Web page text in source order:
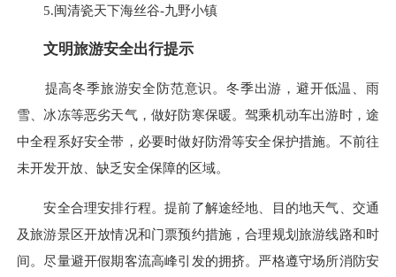
5.闽清瓷天下海丝谷-九野小镇
文明旅游安全出行提示
提高冬季旅游安全防范意识。冬季出游，避开低温、雨
雪、冰冻等恶劣天气，做好防寒保暖。驾乘机动车出游时，途
中全程系好安全带，必要时做好防滑等安全保护措施。不前往
未开发开放、缺乏安全保障的区域。
安全合理安排行程。提前了解途经地、目的地天气、交通
及旅游景区开放情况和门票预约措施，合理规划旅游线路和时
间。尽量避开假期客流高峰引发的拥挤。严格遵守场所消防安